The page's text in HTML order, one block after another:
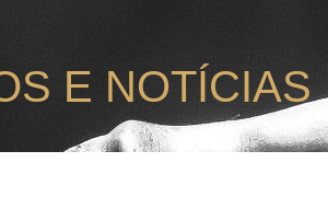
E NOTÍCIAS